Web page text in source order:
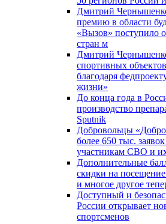
Дмитрий
премию в области
«Вызов» поступило
стран м
Дмитрий
спортивных
благодаря
жизни»
До конца года в
производство
Sputnik
Добровольцы
более 650 тыс.
участникам СВО и
Дополнительные
скидки на
и многое другое
Доступный и
России открывает
спортсменов